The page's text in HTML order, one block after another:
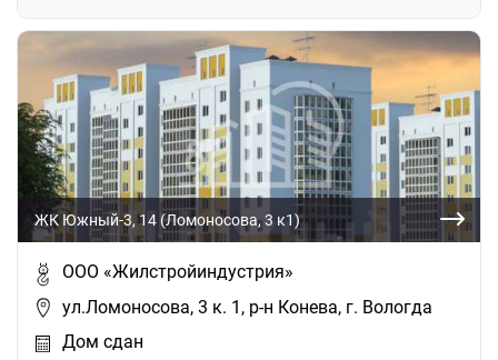
ЖК Южный-3, 14 (Ломоносова, 3 к1)
ООО «Жилстройиндустрия»
ул.Ломоносова, 3 к. 1, р-н Конева, г. Вологда
Дом сдан